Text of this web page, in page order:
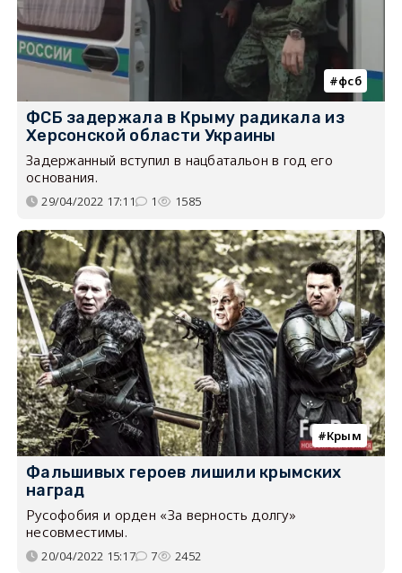
фсб
ФСБ задержала в Крыму радикала из
Херсонской области Украины
Задержанный вступил в нацбатальон в год его
основания.
29/04/2022 17:11 1 1585
Крым
Фальшивых героев лишили крымских
наград
Русофобия и орден «За верность долгу»
несовместимы.
20/04/2022 15:17 7 2452